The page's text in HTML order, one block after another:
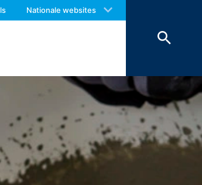
Nationale websites
bericht, alsmede
verwerking van de
die wij de
gegevens zullen
Inc., 1600
die op
informatie
rechtmatig belang bij
find necessary.